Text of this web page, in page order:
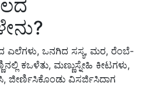
ಒನಗಿದ ಸಸ್ಯ, ಮರ, ರೆಂಬೆ-
ಕಒಳೆತು, ಮಣ್ಣುಸ್ನೇಹಿ ಕೀಟಗಳು,
ಜೀರ್ಣಿಸಿಕೊಂಡು ವಿಸರ್ಜಿಸಿದಾಗ